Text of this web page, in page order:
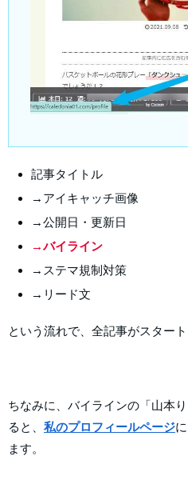
記事タイトル
→アイキャッチ画像
→公開日・更新日
→バイライン
→ステマ規制対策
→リード文
という流れで、全記事がスタート
ちなみに、バイラインの「山本
ると、 私のプロフィールページ
ます。